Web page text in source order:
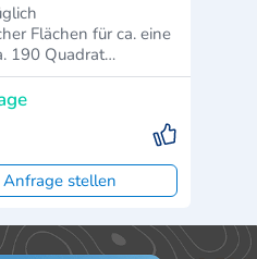
Flächen für ca. eine
190 Quadrat…
Anfrage stellen